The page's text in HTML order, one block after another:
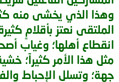
وهذا الذي يخشى منه
الملتقى نعتز بأقلامٍ
انقطاع أهلها؛ وغياب
مثل هذا الأمر كثيراً؛
جهة؛ وتسلل الإحباط